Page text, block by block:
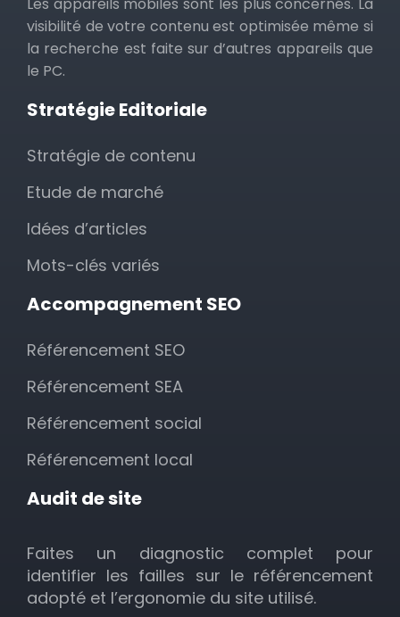
Les appareils mobiles sont les plus concernés. La
visibilité de votre contenu est optimisée même si
la recherche est faite sur d’autres appareils que
le PC.
Stratégie Editoriale
Stratégie de contenu
Etude de marché
Idées d’articles
Mots-clés variés
Accompagnement SEO
Référencement SEO
Référencement SEA
Référencement social
Référencement local
Audit de site
Faites un diagnostic complet pour
identifier les failles sur le référencement
adopté et l’ergonomie du site utilisé.